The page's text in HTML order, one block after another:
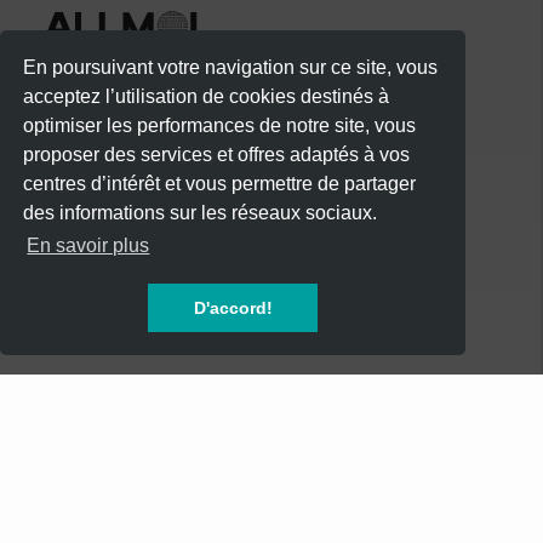
En poursuivant votre navigation sur ce site, vous
acceptez l’utilisation de cookies destinés à
optimiser les performances de notre site, vous
proposer des services et offres adaptés à vos
centres d’intérêt et vous permettre de partager
des informations sur les réseaux sociaux.
En savoir plus
D'accord!
CATÉGORIES